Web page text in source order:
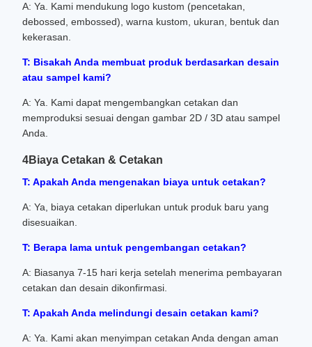
A: Ya. Kami mendukung logo kustom (pencetakan,
debossed, embossed), warna kustom, ukuran, bentuk dan
kekerasan.
T: Bisakah Anda membuat produk berdasarkan desain
atau sampel kami?
A: Ya. Kami dapat mengembangkan cetakan dan
memproduksi sesuai dengan gambar 2D / 3D atau sampel
Anda.
4Biaya Cetakan & Cetakan
T: Apakah Anda mengenakan biaya untuk cetakan?
A: Ya, biaya cetakan diperlukan untuk produk baru yang
disesuaikan.
T: Berapa lama untuk pengembangan cetakan?
A: Biasanya 7-15 hari kerja setelah menerima pembayaran
cetakan dan desain dikonfirmasi.
T: Apakah Anda melindungi desain cetakan kami?
A: Ya. Kami akan menyimpan cetakan Anda dengan aman